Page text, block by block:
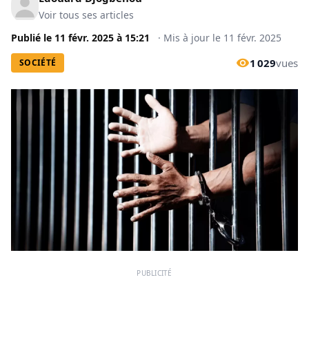
Voir tous ses articles
Publié le 11 févr. 2025 à 15:21 · Mis à jour le 11 févr. 2025
SOCIÉTÉ 1 029vues
PUBLICITÉ